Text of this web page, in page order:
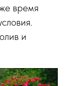
время
и